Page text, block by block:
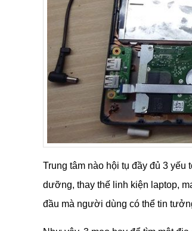
Trung tâm nào hội tụ đầy đủ 3
dưỡng, thay thế linh kiện laptop,
đầu mà người dùng có thể tin